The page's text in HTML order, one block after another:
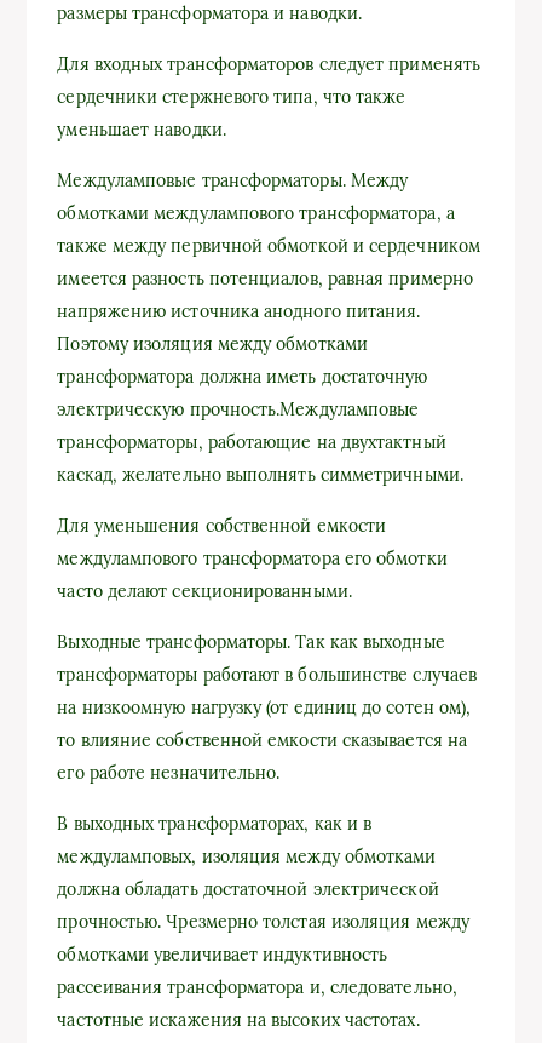
размеры трансформатора и наводки.
Для входных трансформаторов следует применять
сердечники стержневого типа, что также
уменьшает наводки.
Междуламповые трансформаторы. Между
обмотками междулампового трансформатора, а
также между первичной обмоткой и сердечником
имеется разность потенциалов, равная примерно
напряжению источника анодного питания.
Поэтому изоляция между обмотками
трансформатора должна иметь достаточную
электрическую прочность.Междуламповые
трансформаторы, работающие на двухтактный
каскад, желательно выполнять симметричными.
Для уменьшения собственной емкости
междулампового трансформатора его обмотки
часто делают секционированными.
Выходные трансформаторы. Так как выходные
трансформаторы работают в большинстве случаев
на низкоомную нагрузку (от единиц до сотен ом),
то влияние собственной емкости сказывается на
его работе незначительно.
В выходных трансформаторах, как и в
междуламповых, изоляция между обмотками
должна обладать достаточной электрической
прочностью. Чрезмерно толстая изоляция между
обмотками увеличивает индуктивность
рассеивания трансформатора и, следовательно,
частотные искажения на высоких частотах.